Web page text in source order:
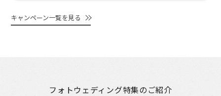
キャンペーン一覧を見る
フォトウェディング特集のご紹介